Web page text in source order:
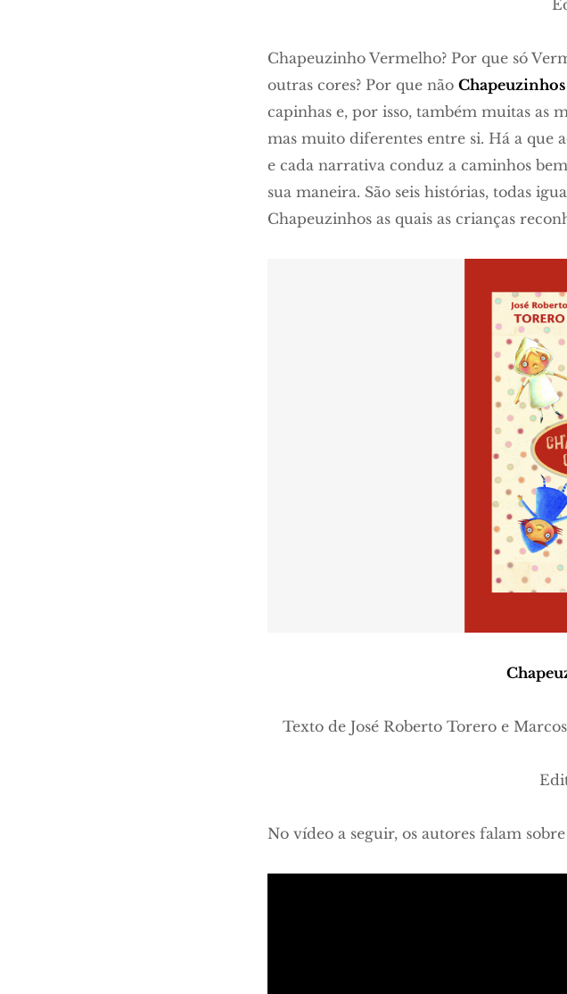
Chapeuzinho Vermelho? Por que só
outras cores? Por que não
capinhas e, por isso, também muitas as
mas muito diferentes entre si. Há a que
e cada narrativa conduz a caminhos
sua maneira. São seis histórias, todas
Chapeuzinhos as quais as crianças
Texto de José Roberto Torero e
No vídeo a seguir, os autores falam sobre